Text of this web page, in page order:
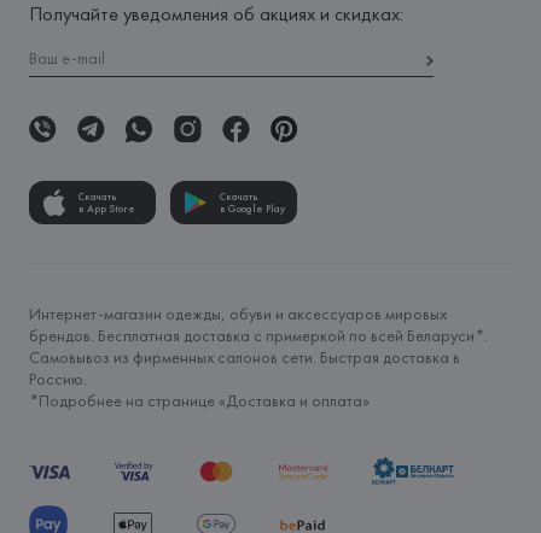
Получайте уведомления об акциях и скидках:
Скачать
в App Store
Скачать
в Google Play
Интернет-магазин одежды, обуви и аксессуаров мировых
брендов. Бесплатная доставка с примеркой по всей Беларуси*.
Самовывоз из фирменных салонов сети. Быстрая доставка в
Россию.
*Подробнее на странице «Доставка и оплата»